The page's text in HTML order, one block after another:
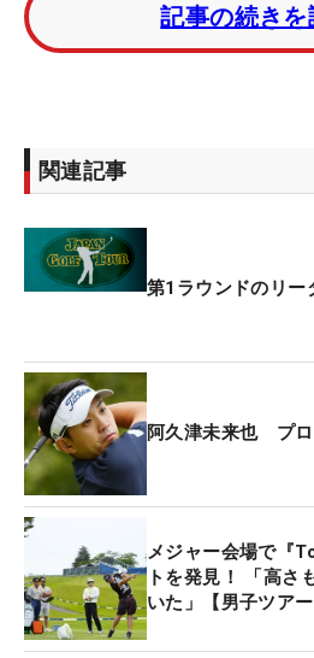
昨年覇者の蟬川泰果は3アン
賞金総額は1億5000万円。優
記事の続きを
関連記事
第1ラウンドのリー
阿久津未来也 プ
メジャー会場で『
トを発見！ 「高さ
いた」【男子ツア